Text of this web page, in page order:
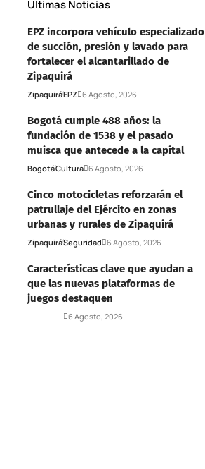
Últimas Noticias
EPZ incorpora vehículo especializado
de succión, presión y lavado para
fortalecer el alcantarillado de
Zipaquirá
ZipaquiráEPZ 6 Agosto, 2026
Bogotá cumple 488 años: la
fundación de 1538 y el pasado
muisca que antecede a la capital
BogotáCultura 6 Agosto, 2026
Cinco motocicletas reforzarán el
patrullaje del Ejército en zonas
urbanas y rurales de Zipaquirá
ZipaquiráSeguridad 6 Agosto, 2026
Características clave que ayudan a
que las nuevas plataformas de
juegos destaquen
6 Agosto, 2026